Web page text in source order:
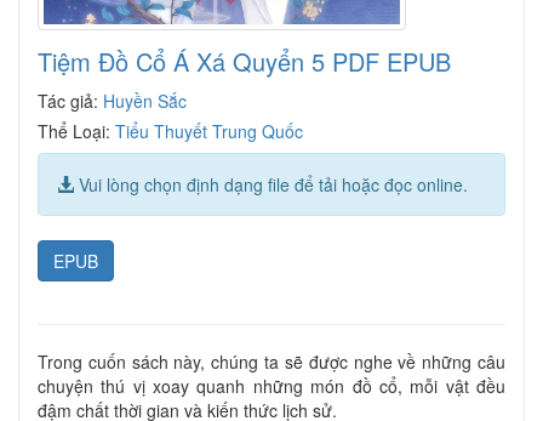
Tiệm Đồ Cổ Á Xá Quyển 5 PDF EPUB
Tác giả: Huyền Sắc
Thể Loại: Tiểu Thuyết Trung Quốc
Vui lòng chọn định dạng file để tải hoặc đọc online.
EPUB
Trong cuốn sách này, chúng ta sẽ được nghe về những câu
chuyện thú vị xoay quanh những món đồ cổ, mỗi vật đều
đậm chất thời gian và kiến thức lịch sử.